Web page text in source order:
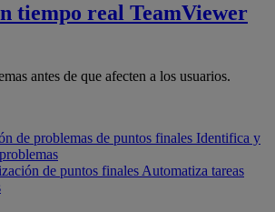
tiempo real TeamViewer
antes de que afecten a los usuarios.
de problemas de puntos finales Identifica y
de puntos finales Automatiza tareas